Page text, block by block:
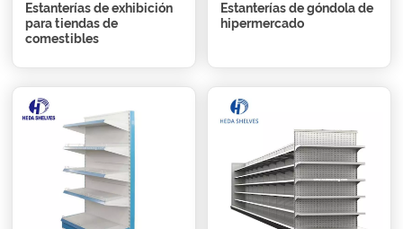
Estanterías de exhibición
para tiendas de
comestibles
Estanterías de góndola de
hipermercado